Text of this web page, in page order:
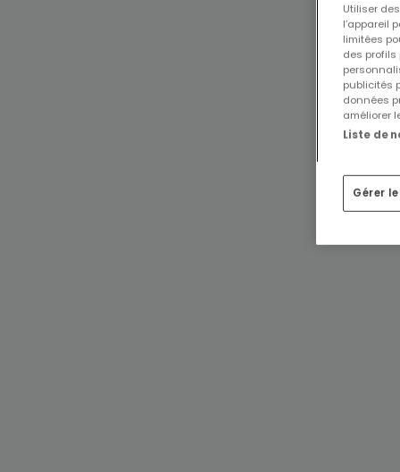
Utiliser
l’appareil
limitées
des
publicités
données
améliorer
Liste de
Gérer